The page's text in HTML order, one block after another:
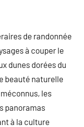
de randonnée
à couper le
dunes dorées du
beauté naturelle
les
panoramas
à la culture